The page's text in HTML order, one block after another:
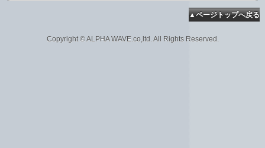
▲ページトップへ戻る
Copyright © ALPHA WAVE.co,ltd. All Rights Reserved.